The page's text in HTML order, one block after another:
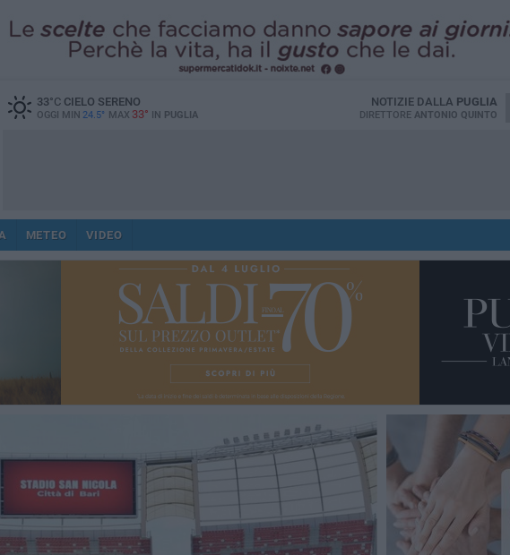
33°CCIELO SERENO
OGGI MIN 24.5° MAX 33° IN PUGLIA
NOTIZIE DALLA PUGLIA
DIRETTORE ANTONIO QUINTO
METEO VIDEO